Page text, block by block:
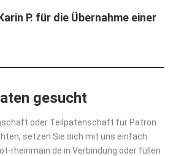
P. für die Übernahme einer
gesucht
oder Teilpatenschaft für Patron
setzen Sie sich mit uns einfach
rheinmain.de in Verbindung oder füllen